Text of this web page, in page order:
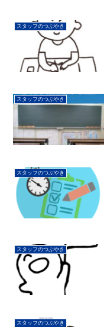
スタッフのつぶやき
スタッフのつぶやき
スタッフのつぶやき
スタッフのつぶやき
スタッフのつぶやき